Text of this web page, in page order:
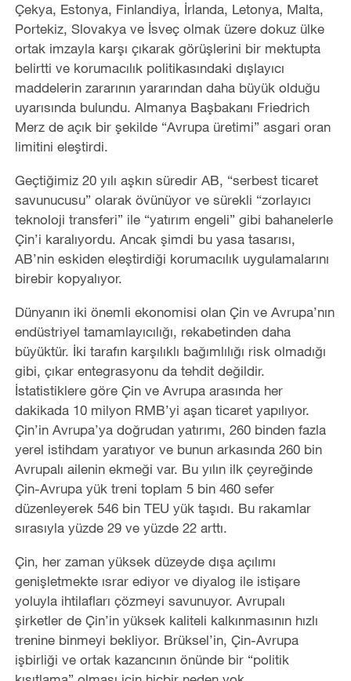
Çekya, Estonya, Finlandiya, İrlanda, Letonya, Malta,
Portekiz, Slovakya ve İsveç olmak üzere dokuz ülke
ortak imzayla karşı çıkarak görüşlerini bir mektupta
belirtti ve korumacılık politikasındaki dışlayıcı
maddelerin zararının yararından daha büyük olduğu
uyarısında bulundu. Almanya Başbakanı Friedrich
Merz de açık bir şekilde “Avrupa üretimi” asgari oran
limitini eleştirdi.
Geçtiğimiz 20 yılı aşkın süredir AB, “serbest ticaret
savunucusu” olarak övünüyor ve sürekli “zorlayıcı
teknoloji transferi” ile “yatırım engeli” gibi bahanelerle
Çin’i karalıyordu. Ancak şimdi bu yasa tasarısı,
AB’nin eskiden eleştirdiği korumacılık uygulamalarını
birebir kopyalıyor.
Dünyanın iki önemli ekonomisi olan Çin ve Avrupa’nın
endüstriyel tamamlayıcılığı, rekabetinden daha
büyüktür. İki tarafın karşılıklı bağımlılığı risk olmadığı
gibi, çıkar entegrasyonu da tehdit değildir.
İstatistiklere göre Çin ve Avrupa arasında her
dakikada 10 milyon RMB’yi aşan ticaret yapılıyor.
Çin’in Avrupa’ya doğrudan yatırımı, 260 binden fazla
yerel istihdam yaratıyor ve bunun arkasında 260 bin
Avrupalı ailenin ekmeği var. Bu yılın ilk çeyreğinde
Çin-Avrupa yük treni toplam 5 bin 460 sefer
düzenleyerek 546 bin TEU yük taşıdı. Bu rakamlar
sırasıyla yüzde 29 ve yüzde 22 arttı.
Çin, her zaman yüksek düzeyde dışa açılımı
genişletmekte ısrar ediyor ve diyalog ile istişare
yoluyla ihtilafları çözmeyi savunuyor. Avrupalı
şirketler de Çin’in yüksek kaliteli kalkınmasının hızlı
trenine binmeyi bekliyor. Brüksel’in, Çin-Avrupa
işbirliği ve ortak kazancının önünde bir “politik